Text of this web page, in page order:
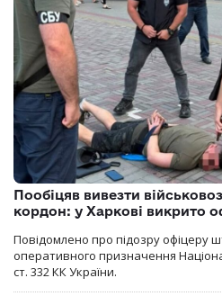
Пообіцяв вивезти
кордон: у Харкові викрито
Повідомлено про підозру офіцеру
оперативного призначення
ст. 332 КК України.